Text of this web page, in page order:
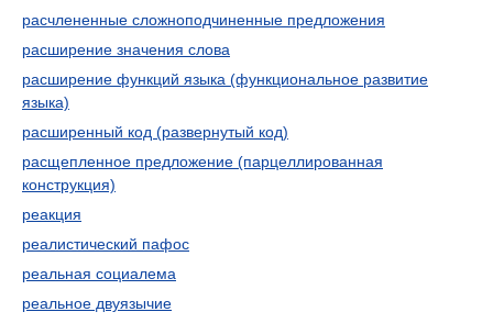
расчлененные сложноподчиненные предложения
расширение значения слова
расширение функций языка (функциональное развитие
языка)
расширенный код (развернутый код)
расщепленное предложение (парцеллированная
конструкция)
реакция
реалистический пафос
реальная социалема
реальное двуязычие